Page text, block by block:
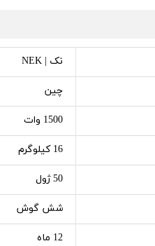
نک | NEK
چین
1500 وات
16 کیلوگرم
50 ژول
شش گوش
12 ماه